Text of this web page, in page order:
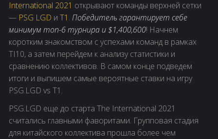
International 2021 открывают команды верхней сетки
— PSG LGD и T1 . Победитель гарантирует себе
минимум топ-6 турнира и $1,400,600! Начнем
коротким знакомством с успехами команд в рамках
TI10, а затем перейдем к анализу статистики и
сравнению коллективов. В самом конце подведем
итоги и выпишем самые вероятные ставки на игру
PSG.LGD vs T1.
PSG.LGD еще до старта The International 2021
считались главными фаворитами. Групповая стадия
для китайского коллектива прошла более чем